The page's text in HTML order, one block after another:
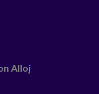
Alloj